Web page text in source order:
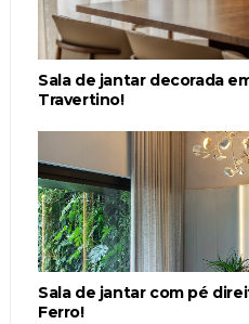
Sala de jantar decorada
Travertino!
Sala de jantar com pé
Ferro!